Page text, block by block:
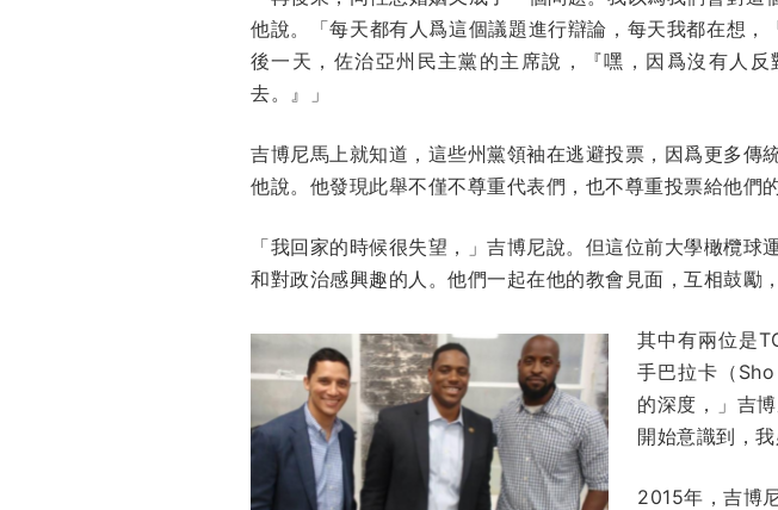
他說。「每天都有人爲這個議題進行辯論，每天我都在想，
後一天，佐治亞州民主黨的主席說，『嘿，因爲沒有人
去。』」
吉博尼馬上就知道，這些州黨領袖在逃避投票，因爲更多傳
他說。他發現此舉不僅不尊重代表們，也不尊重投票給他們的
「我回家的時候很失望，」吉博尼說。但這位前大學橄欖
和對政治感興趣的人。他們一起在他的教會見面，互相鼓勵
其中有兩位是
手巴拉卡（
的深度，」吉
開始意識到，
2015年，吉博